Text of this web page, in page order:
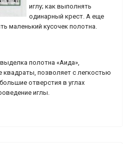
иглу; как выполнять
одинарный крест. А еще
маленький кусочек полотна.
полотна «Аида»,
позволяет с легкостью
отверстия в углах
иглы.